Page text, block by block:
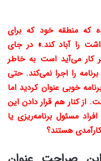
که منطقه خود که برای
را آباد کند.» در جای
کار می‌آید است به خاطر
را اجرا نمی‌کند. حتی
خوبی عنوان کردید اما
از کنار هم قرار دادن این
مسئول برنامه‌ریزی یا
هستند؟